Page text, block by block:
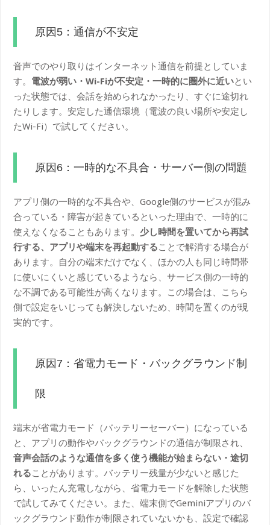
原因5：通信が不安定
音声でのやり取りはインターネット通信を前提としていま
す。 電波が弱い・Wi-Fiが不安定・一時的に圏外に近いとい
った状態では、会話を始められなかったり、すぐに途切れ
たりします。安定した通信環境（電波の良い場所や安定し
たWi-Fi）で試してください。
原因6：一時的な不具合・サーバー側の問題
アプリ側の一時的な不具合や、Google側のサービスが混み
合っている・障害が起きているといった理由で、一時的に
使えなくなることもあります。 少し時間を置いてから再試
行する、アプリや端末を再起動することで解消する場合が
あります。自分の端末だけでなく、ほかの人も同じ時間帯
に使いにくいと感じているようなら、サービス側の一時的
な不調である可能性が高くなります。この場合は、こちら
側で設定をいじっても解決しないため、時間を置くのが現
実的です。
原因7：省電力モード・バックグラウンド制
限
端末が省電力モード（バッテリーセーバー）になっている
と、アプリの動作やバックグラウンドの通信が制限され、
音声会話のような通信を多く使う機能が始まらない・途切
れることがあります。バッテリー残量が少ないと感じた
ら、いったん充電しながら、省電力モードを解除した状態
で試してみてください。また、端末側でGeminiアプリのバ
ックグラウンド動作が制限されていないかも、設定で確認